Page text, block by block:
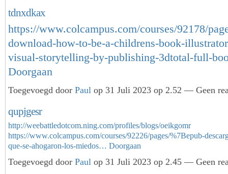
tdnxdkax
https://www.colcampus.com/courses/92178/
download-how-to-be-a-childrens-book-
visual-storytelling-by-publishing-3dtotal-full-
Doorgaan
Toegevoegd door Paul op 31 Juli 2023 op 2.52 — Geen
qupjgesr
http://weebattledotcom.ning.com/profiles/blogs/oeikgomr
https://www.colcampus.com/courses/92226/pages/%7Bepub-
que-se-ahogaron-los-miedos… Doorgaan
Toegevoegd door Paul op 31 Juli 2023 op 2.45 — Geen